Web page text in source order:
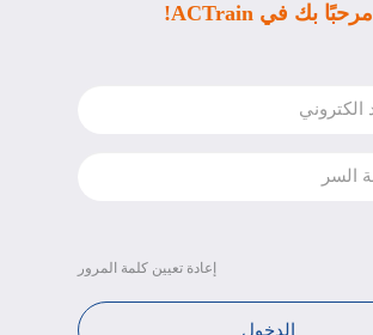
مرحبًا بك في ACTrain!
إعادة تعيين كلمة المرور